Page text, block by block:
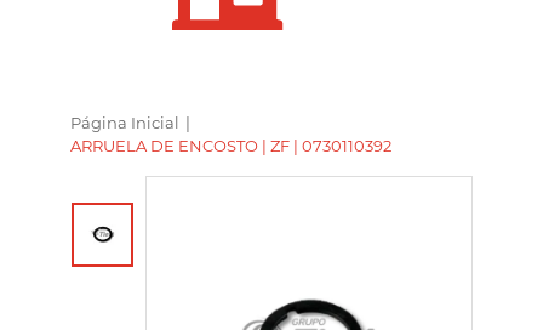
Página Inicial |
ARRUELA DE ENCOSTO | ZF | 0730110392